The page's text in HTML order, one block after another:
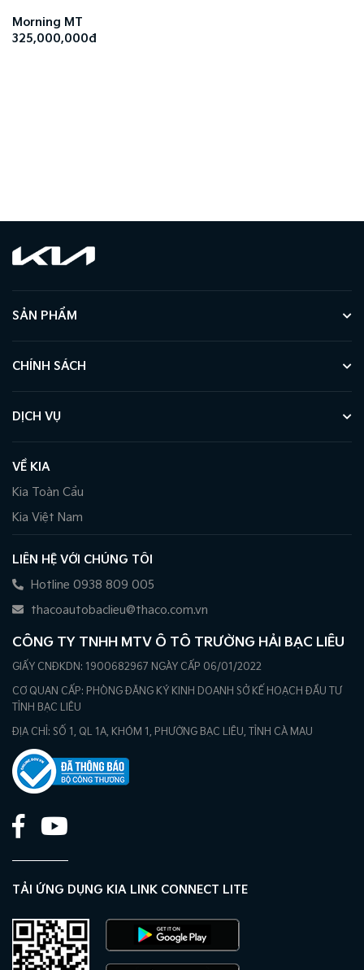
Morning MT
325,000,000đ
SẢN PHẨM
CHÍNH SÁCH
DỊCH VỤ
VỀ KIA
Kia Toàn Cầu
Kia Việt Nam
LIÊN HỆ VỚI CHÚNG TÔI
Hotline 0938 809 005
thacoautobaclieu@thaco.com.vn
CÔNG TY TNHH MTV Ô TÔ TRƯỜNG HẢI BẠC LIÊU
GIẤY CNĐKDN: 1900682967 NGÀY CẤP 06/01/2022
CƠ QUAN CẤP: PHÒNG ĐĂNG KÝ KINH DOANH SỞ KẾ HOẠCH ĐẦU TƯ
TỈNH BẠC LIÊU
ĐỊA CHỈ: SỐ 1, QL 1A, KHÓM 1, PHƯỜNG BẠC LIÊU, TỈNH CÀ MAU
TẢI ỨNG DỤNG KIA LINK CONNECT LITE